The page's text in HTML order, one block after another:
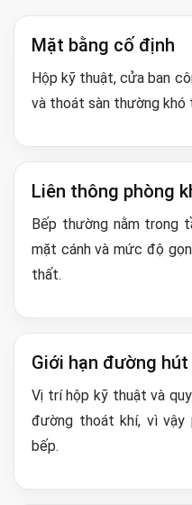
Mặt bằng cố định
Hộp kỹ thuật, cửa ban
và thoát sàn thường khó
Liên thông phòng
Bếp thường nằm trong
mặt cánh và mức độ
thất.
Giới hạn đường hút
Vị trí hộp kỹ thuật và
đường thoát khí, vì
bếp.